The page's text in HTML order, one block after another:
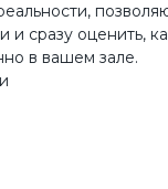
и сразу оценить,
в вашем зале.